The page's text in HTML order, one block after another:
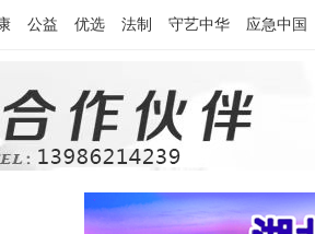
公益 优选 法制 守艺中华 应急中国